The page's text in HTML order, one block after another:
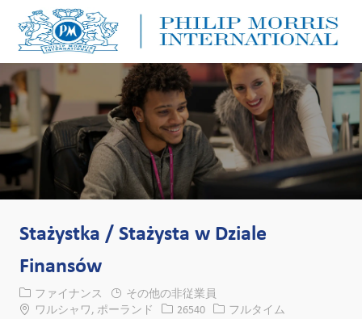
Stażystka / Stażysta w Dziale
Finansów
カテゴリー
ファイナンス
その他の非従業員
場所ワルシャワ, ポーランド 求人ID26540 役職フルタイム